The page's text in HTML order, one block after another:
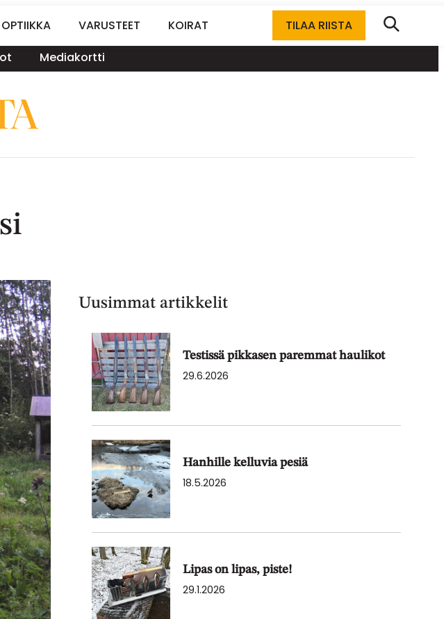
VARUSTEET KOIRAT
TILAA RIISTA
Mediakortti
Uusimmat artikkelit
Testissä pikkasen paremmat haulikot
29.6.2026
Hanhille kelluvia pesiä
18.5.2026
Lipas on lipas, piste!
29.1.2026